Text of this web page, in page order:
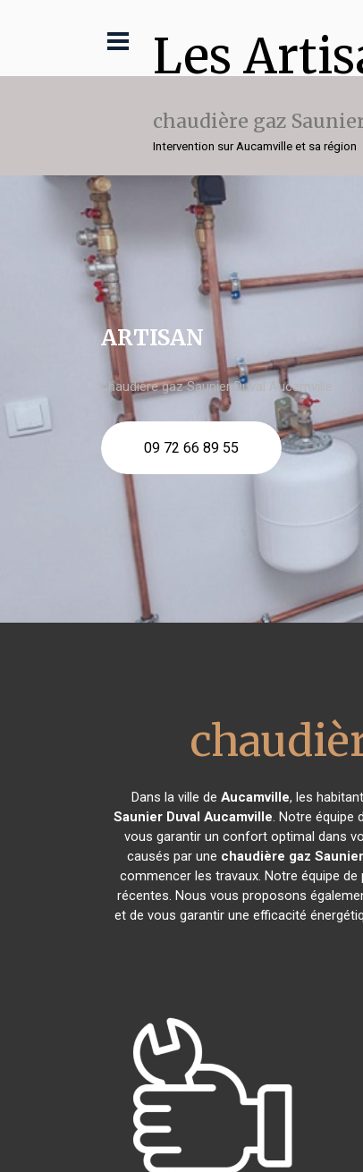
Les
chaudière gaz
Intervention sur Aucamville et sa région
ARTISAN
chaudière gaz Saunier Duval Aucamville
09 72 66 89 55
Dans la ville de Aucamville, les
Saunier Duval Aucamville. Notre équipe
vous garantir un confort optimal dans
causés par une chaudière gaz
commencer les travaux. Notre équipe
récentes. Nous vous proposons
et de vous garantir une efficacité